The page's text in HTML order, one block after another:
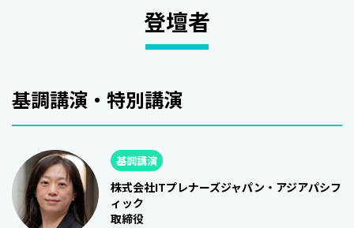
登壇者
基調講演・特別講演
基調講演
株式会社ITプレナーズジャパン・アジアパシフ
ィック
取締役